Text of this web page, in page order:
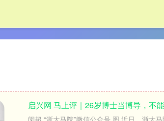
启兴网 马上评｜26岁博士当博导，不
闵超 “浙大马院”微信公众号 图 近日，浙大